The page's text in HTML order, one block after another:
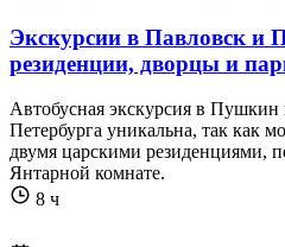
Экскурсии в Павловск и
резиденции, дворцы и
Автобусная экскурсия в
Петербурга уникальна, так как
двумя царскими резиденциями,
Янтарной комнате.
8 ч